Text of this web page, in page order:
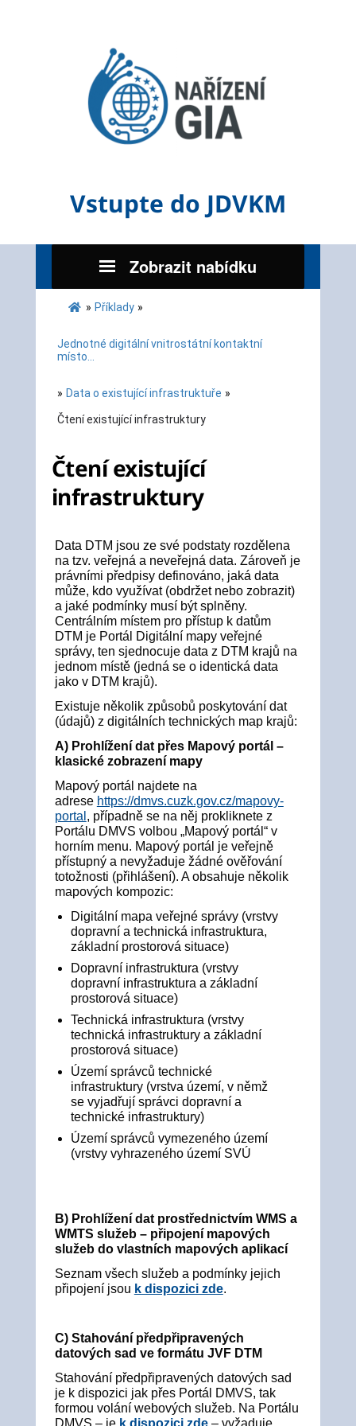
Vstupte do JDVKM
Zobrazit nabídku
» Příklady »
Jednotné digitální vnitrostátní kontaktní
místo...
» Data o existující infrastruktuře »
Čtení existující infrastruktury
Čtení existující
infrastruktury
Data DTM jsou ze své podstaty rozdělena
na tzv. veřejná a neveřejná data. Zároveň je
právními předpisy definováno, jaká data
může, kdo využívat (obdržet nebo zobrazit)
a jaké podmínky musí být splněny.
Centrálním místem pro přístup k datům
DTM je Portál Digitální mapy veřejné
správy, ten sjednocuje data z DTM krajů na
jednom místě (jedná se o identická data
jako v DTM krajů).
Existuje několik způsobů poskytování dat
(údajů) z digitálních technických map krajů:
A) Prohlížení dat přes Mapový portál –
klasické zobrazení mapy
Mapový portál najdete na
adrese https://dmvs.cuzk.gov.cz/mapovy-
portal , případně se na něj prokliknete z
Portálu DMVS volbou „Mapový portál“ v
horním menu. Mapový portál je veřejně
přístupný a nevyžaduje žádné ověřování
totožnosti (přihlášení). A obsahuje několik
mapových kompozic:
Digitální mapa veřejné správy (vrstvy
dopravní a technická infrastruktura,
základní prostorová situace)
Dopravní infrastruktura (vrstvy
dopravní infrastruktura a základní
prostorová situace)
Technická infrastruktura (vrstvy
technická infrastruktury a základní
prostorová situace)
Území správců technické
infrastruktury (vrstva území, v němž
se vyjadřují správci dopravní a
technické infrastruktury)
Území správců vymezeného území
(vrstvy vyhrazeného území SVÚ
B) Prohlížení dat prostřednictvím WMS a
WMTS služeb – připojení mapových
služeb do vlastních mapových aplikací
Seznam všech služeb a podmínky jejich
připojení jsou k dispozici zde.
C) Stahování předpřipravených
datových sad ve formátu JVF DTM
Stahování předpřipravených datových sad
je k dispozici jak přes Portál DMVS, tak
formou volání webových služeb. Na Portálu
DMVS – je k dispozici zde – vyžaduje